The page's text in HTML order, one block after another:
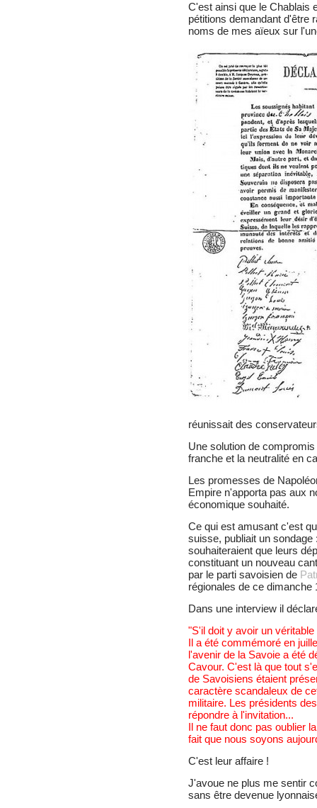
C'est ainsi que le Chablais
pétitions demandant d'être
noms de mes aïeux sur
réunissait des
Une solution de
franche et la neutralité en
Les promesses de
Empire n'apporta pas aux
économique souhaité.
Ce qui est amusant c'est
suisse, publiait un
souhaiteraient que leurs
constituant un nouveau
par le parti savoisien de
régionales de ce dimanche
Dans une interview il
"S'il doit y avoir un
Il a été commémoré en
l'avenir de la Savoie a été
Cavour. C'est là que tout
de Savoisiens étaient
caractère scandaleux de
militaire. Les présidents
répondre à l'invitation...
Il ne faut donc pas oublier
fait que nous soyons
C'est leur affaire !
J'avoue ne plus me sentir
sans être devenue